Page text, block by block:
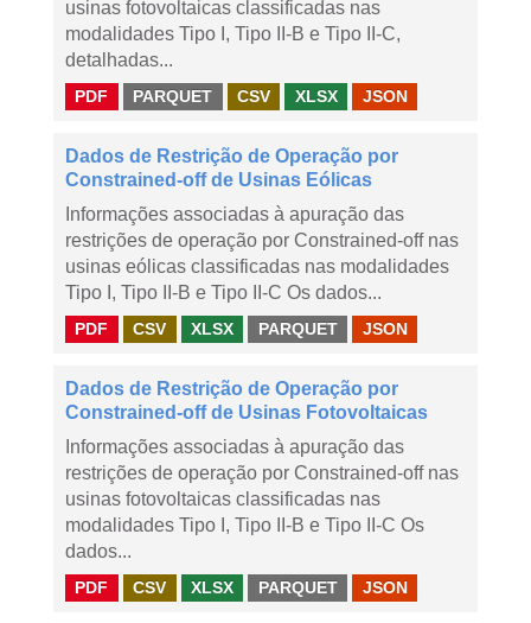
usinas fotovoltaicas classificadas nas
modalidades Tipo I, Tipo II-B e Tipo II-C,
detalhadas...
PDF PARQUET CSV XLSX JSON
Dados de Restrição de Operação por
Constrained-off de Usinas Eólicas
Informações associadas à apuração das
restrições de operação por Constrained-off nas
usinas eólicas classificadas nas modalidades
Tipo I, Tipo II-B e Tipo II-C Os dados...
PDF CSV XLSX PARQUET JSON
Dados de Restrição de Operação por
Constrained-off de Usinas Fotovoltaicas
Informações associadas à apuração das
restrições de operação por Constrained-off nas
usinas fotovoltaicas classificadas nas
modalidades Tipo I, Tipo II-B e Tipo II-C Os
dados...
PDF CSV XLSX PARQUET JSON